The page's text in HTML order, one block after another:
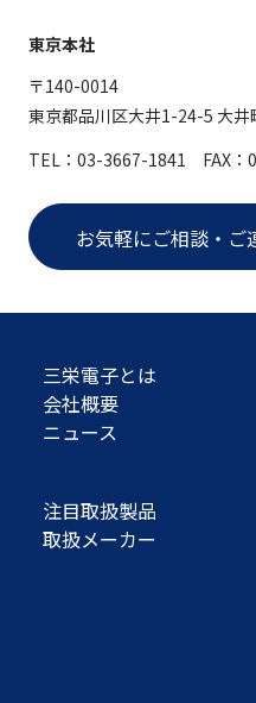
東京本社
〒140-0014
東京都品川区大井1-24-5 大井
TEL：03-3667-1841 FAX：
お気軽にご相談・ご
三栄電子とは
会社概要
ニュース
注目取扱製品
取扱メーカー